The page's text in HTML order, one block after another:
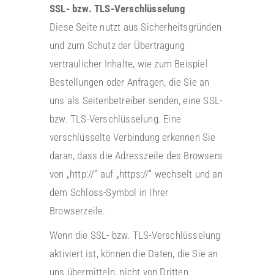
SSL- bzw. TLS-Verschlüsselung
Diese Seite nutzt aus Sicherheitsgründen
und zum Schutz der Übertragung
vertraulicher Inhalte, wie zum Beispiel
Bestellungen oder Anfragen, die Sie an
uns als Seitenbetreiber senden, eine SSL-
bzw. TLS-Verschlüsselung. Eine
verschlüsselte Verbindung erkennen Sie
daran, dass die Adresszeile des Browsers
von „http://“ auf „https://“ wechselt und an
dem Schloss-Symbol in Ihrer
Browserzeile.
Wenn die SSL- bzw. TLS-Verschlüsselung
aktiviert ist, können die Daten, die Sie an
uns übermitteln, nicht von Dritten